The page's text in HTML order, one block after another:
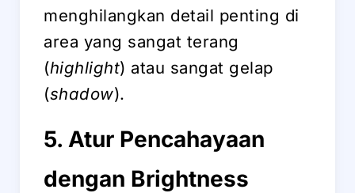
menghilangkan detail penting di
area yang sangat terang
(highlight) atau sangat gelap
(shadow).
5. Atur Pencahayaan
dengan Brightness